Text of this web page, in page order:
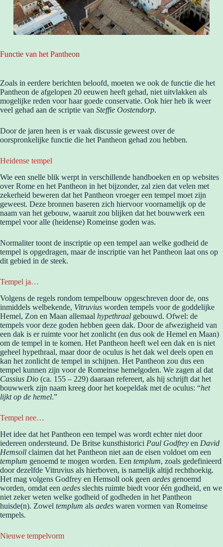
Functie van het Pantheon
Zoals in eerdere berichten beloofd, moeten we ook de functie die het
Pantheon de afgelopen 20 eeuwen heeft gehad, niet uitvlakken als
mogelijke reden voor haar goede conservatie. Ook hier heb ik weer
veel gehad aan de scriptie van Steffie Oostendorp.
Door de jaren heen is er vaak discussie geweest over de
oorspronkelijke functie die het Pantheon gehad zou hebben.
Heidense tempel
Wie een snelle blik werpt in verschillende handboeken en op websites
over Rome en het Pantheon in het bijzonder, zal zien dat velen met
zekerheid beweren dat het Pantheon vroeger een tempel moet zijn
geweest. Deze bronnen baseren zich hiervoor voornamelijk op de
naam van het gebouw, waaruit zou blijken dat het bouwwerk een
tempel voor alle (heidense) Romeinse goden was.
Normaliter toont de inscriptie op een tempel aan welke godheid de
tempel is opgedragen, maar de inscriptie van het Pantheon laat ons op
dit gebied in de steek.
Tempel ja…
Volgens de regels rondom tempelbouw opgeschreven door de, ons
inmiddels welbekende, Vitruvius worden tempels voor de goddelijke
Hemel, Zon en Maan allemaal hypethraal gebouwd. Ofwel: de
tempels voor deze goden hebben geen dak. Door de afwezigheid van
een dak is er ruimte voor het zonlicht (en dus ook de Hemel en Maan)
om de tempel in te komen. Het Pantheon heeft wel een dak en is niet
geheel hypethraal, maar door de oculus is het dak wel deels open en
kan het zonlicht de tempel in schijnen. Het Pantheon zou dus een
tempel kunnen zijn voor de Romeinse hemelgoden. We zagen al dat
Cassius Dio (ca. 155 – 229) daaraan refereert, als hij schrijft dat het
bouwwerk zijn naam kreeg door het koepeldak met de oculus: “het
lijkt op de hemel.”
Tempel nee…
Het idee dat het Pantheon een tempel was wordt echter niet door
iedereen ondersteund. De Britse kunsthistorici Paul Godfrey en David
Hemsoll claimen dat het Pantheon niet aan de eisen voldoet om een
templum genoemd te mogen worden. Een templum, zoals gedefinieerd
door dezelfde Vitruvius als hierboven, is namelijk altijd rechthoekig.
Het mag volgens Godfrey en Hemsoll ook geen aedes genoemd
worden, omdat een aedes slechts ruimte biedt voor één godheid, en we
niet zeker weten welke godheid of godheden in het Pantheon
huisde(n). Zowel templum als aedes waren vormen van Romeinse
tempels.
Nieuwe tempelvorm